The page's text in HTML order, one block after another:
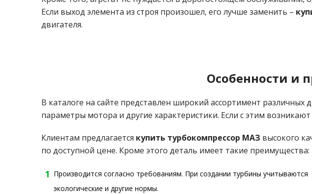
Если выход элемента из строя произошел, его лучше заменить –
двигателя.
Особенности и
В каталоге на сайте представлен широкий ассортимент
параметры мотора и другие характеристики. Если с этим
Клиентам предлагается купить турбокомпрессор МАЗ высокого
по доступной цене. Кроме этого деталь имеет такие преимущества:
Производится согласно требованиям. При создании турбины учитываются
экологические и другие нормы.